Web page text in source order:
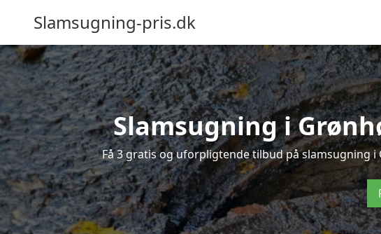
Slamsugning-pris.dk
Slamsugning i
Få 3 gratis og uforpligtende tilbud på slamsugning